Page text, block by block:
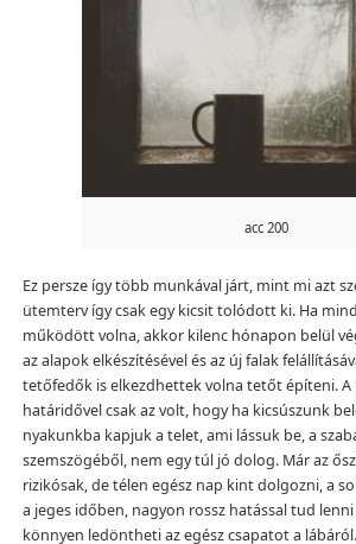
acc 200
Ez persze így több munkával járt, mint mi azt
ütemterv így csak egy kicsit tolódott ki. Ha
működött volna, akkor kilenc hónapon belül
az alapok elkészítésével és az új falak
tetőfedők is elkezdhettek volna tetőt építeni. A
határidővel csak az volt, hogy ha kicsúszunk
nyakunkba kapjuk a telet, ami lássuk be, a
szemszögéből, nem egy túl jó dolog. Már az
rizikósak, de télen egész nap kint dolgozni, a
a jeges időben, nagyon rossz hatással tud lenni
könnyen ledöntheti az egész csapatot a lábáról.